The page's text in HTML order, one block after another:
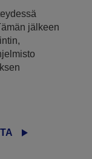
jälkeen